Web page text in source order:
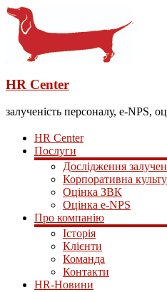
HR Center
залученість персоналу, e-NPS,
HR Center
Послуги
Дослідження
Корпоративна
Оцінка ЗВК
Оцінка e-NPS
Про компанію
Історія
Клієнти
Команда
Контакти
HR-Новини